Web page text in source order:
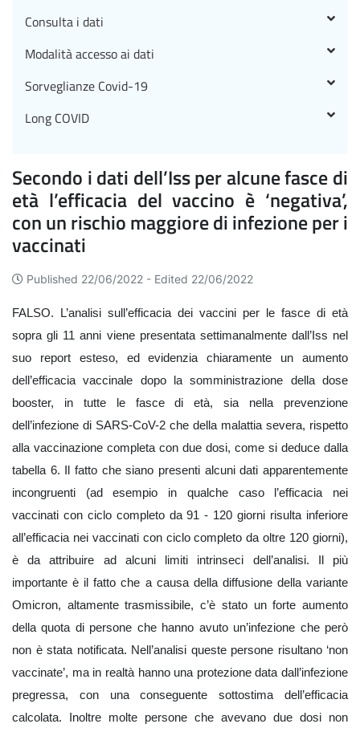
Secondo i dati dell’Iss per alcune fasce di
età l’efficacia del vaccino è ‘negativa’,
con un rischio maggiore di infezione per i
vaccinati
Published 22/06/2022 - Edited 22/06/2022
FALSO. L’analisi sull’efficacia dei vaccini per le fasce di età
sopra gli 11 anni viene presentata settimanalmente dall’Iss nel
suo report esteso, ed evidenzia chiaramente un aumento
dell’efficacia vaccinale dopo la somministrazione della dose
booster, in tutte le fasce di età, sia nella prevenzione
dell’infezione di SARS-CoV-2 che della malattia severa, rispetto
alla vaccinazione completa con due dosi, come si deduce dalla
tabella 6. Il fatto che siano presenti alcuni dati apparentemente
incongruenti (ad esempio in qualche caso l’efficacia nei
vaccinati con ciclo completo da 91 - 120 giorni risulta inferiore
all’efficacia nei vaccinati con ciclo completo da oltre 120 giorni),
è da attribuire ad alcuni limiti intrinseci dell’analisi. Il più
importante è il fatto che a causa della diffusione della variante
Omicron, altamente trasmissibile, c’è stato un forte aumento
della quota di persone che hanno avuto un’infezione che però
non è stata notificata. Nell’analisi queste persone risultano ‘non
vaccinate’, ma in realtà hanno una protezione data dall’infezione
pregressa, con una conseguente sottostima dell’efficacia
calcolata. Inoltre molte persone che avevano due dosi non
Consulta i dati
Modalità accesso ai dati
Sorveglianze Covid-19
Long COVID